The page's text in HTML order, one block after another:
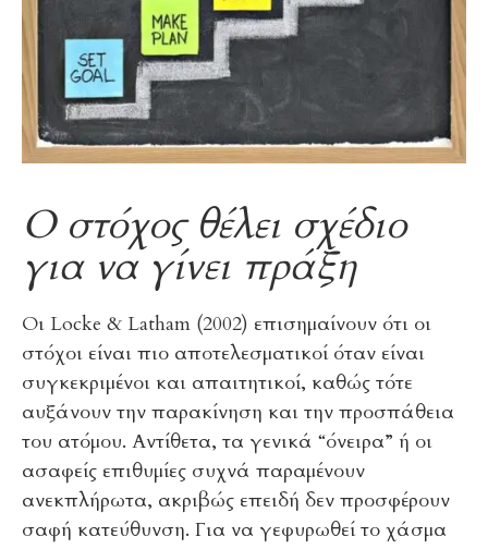
Ο στόχος θέλει σχέδιο
για να γίνει πράξη
Οι Locke & Latham (2002) επισημαίνουν ότι οι
στόχοι είναι πιο αποτελεσματικοί όταν είναι
συγκεκριμένοι και απαιτητικοί, καθώς τότε
αυξάνουν την παρακίνηση και την προσπάθεια
του ατόμου. Αντίθετα, τα γενικά “όνειρα” ή οι
ασαφείς επιθυμίες συχνά παραμένουν
ανεκπλήρωτα, ακριβώς επειδή δεν προσφέρουν
σαφή κατεύθυνση. Για να γεφυρωθεί το χάσμα